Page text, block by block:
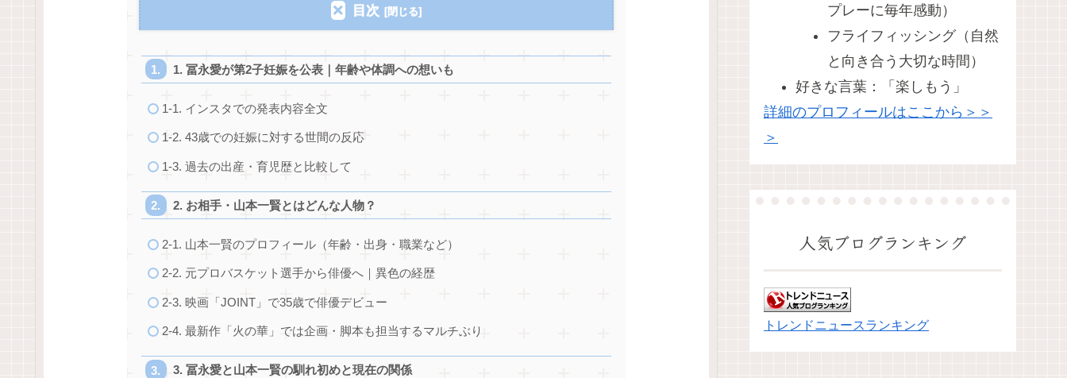
目次
1. 冨永愛が第2子妊娠を公表｜年齢や体調への想いも
1-1. インスタでの発表内容全文
1-2. 43歳での妊娠に対する世間の反応
1-3. 過去の出産・育児歴と比較して
2. お相手・山本一賢とはどんな人物？
2-1. 山本一賢のプロフィール（年齢・出身・職業など）
2-2. 元プロバスケット選手から俳優へ｜異色の経歴
2-3. 映画「JOINT」で35歳で俳優デビュー
2-4. 最新作「火の華」では企画・脚本も担当するマルチぶり
3. 冨永愛と山本一賢の馴れ初めと現在の関係
プレーに毎年感動）
フライフィッシング（自然
と向き合う大切な時間）
好きな言葉：「楽しもう」
詳細のプロフィールはここから＞＞
＞
人気ブログランキング
トレンドニュースランキング